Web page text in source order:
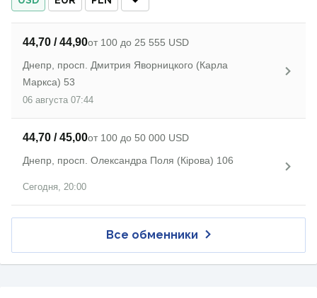
44,70 / 44,90от 100 до 25 555 USD
Днепр, просп. Дмитрия Яворницкого (Карла
Маркса) 53
06 августа 07:44
44,70 / 45,00от 100 до 50 000 USD
Днепр, просп. Олександра Поля (Кірова) 106
Сегодня, 20:00
Все обменники